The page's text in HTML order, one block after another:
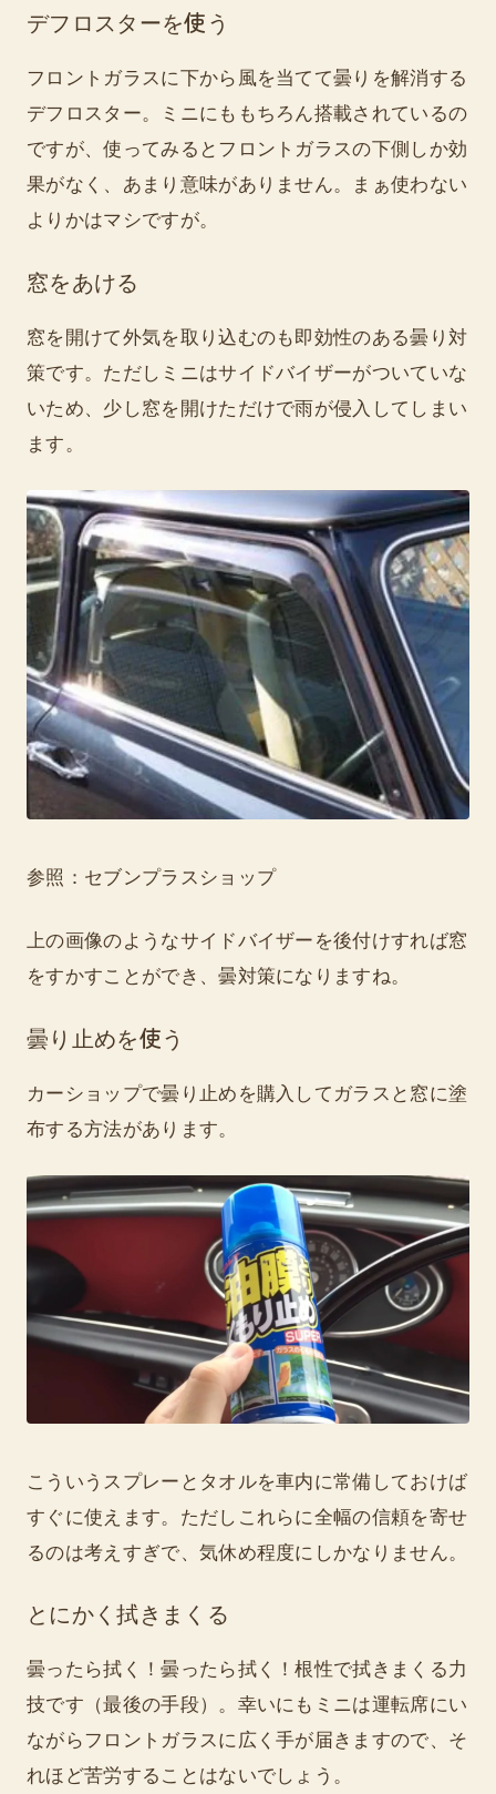
デフロスターを使う
フロントガラスに下から風を当てて曇りを解消する
デフロスター。ミニにももちろん搭載されているの
ですが、使ってみるとフロントガラスの下側しか効
果がなく、あまり意味がありません。まぁ使わない
よりかはマシですが。
窓をあける
窓を開けて外気を取り込むのも即効性のある曇り対
策です。ただしミニはサイドバイザーがついていな
いため、少し窓を開けただけで雨が侵入してしまい
ます。
参照：セブンプラスショップ
上の画像のようなサイドバイザーを後付けすれば窓
をすかすことができ、曇対策になりますね。
曇り止めを使う
カーショップで曇り止めを購入してガラスと窓に塗
布する方法があります。
こういうスプレーとタオルを車内に常備しておけば
すぐに使えます。ただしこれらに全幅の信頼を寄せ
るのは考えすぎで、気休め程度にしかなりません。
とにかく拭きまくる
曇ったら拭く！曇ったら拭く！根性で拭きまくる力
技です（最後の手段）。幸いにもミニは運転席にい
ながらフロントガラスに広く手が届きますので、そ
れほど苦労することはないでしょう。